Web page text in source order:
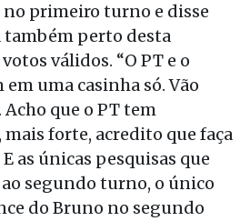
no primeiro turno e disse
também perto desta
válidos. “O PT e o
uma casinha só. Vão
que o PT tem
mais forte, acredito que faça
as únicas pesquisas que
segundo turno, o único
do Bruno no segundo